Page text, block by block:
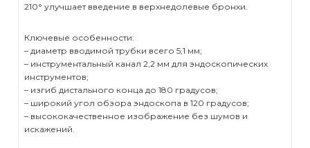
210° улучшает введение в верхнедолевые бронхи.
Ключевые особенности:
– диаметр вводимой трубки всего 5,1 мм;
– инструментальный канал 2,2 мм для эндоскопических
инструментов;
– изгиб дистального конца до 180 градусов;
– широкий угол обзора эндоскопа в 120 градусов;
– высококачественное изображение без шумов и
искажений.